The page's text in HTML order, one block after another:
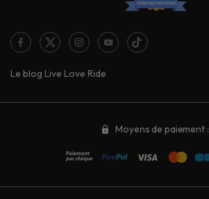
Le blog Live Love Ride
Moyens de paiement :